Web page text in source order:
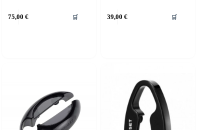
75,00 € 🛒 39,00 € 🛒